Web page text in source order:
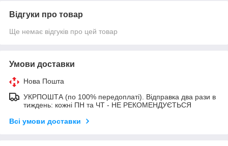
Відгуки про товар
Ще немає відгуків про цей товар
Умови доставки
Нова Пошта
УКРПОШТА (по 100% передоплаті). Відправка два рази в
тиждень: кожні ПН та ЧТ - НЕ РЕКОМЕНДУЄТЬСЯ
Всі умови доставки